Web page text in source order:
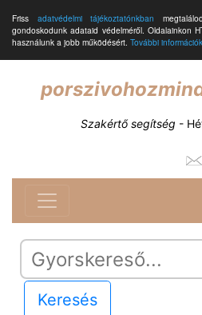
Friss adatvédelmi tájékoztatónkban
gondoskodunk adataid védelméről. Oldalainkon
használunk a jobb működésért. További információk
Szakértő segítség -
Keresés